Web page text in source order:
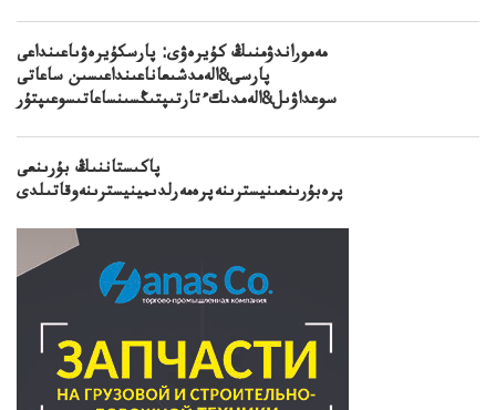
مەموراندۋمنىڭ كۇيرەۋى: پارسكۇيرەۋىاعىنداعى
پارسى&الەمدشىعاناعىنداعىسىن ساعاتى
سوعداۋىل&الەمدىكءتارتىپتىڭسىنساعاتىسوعىپتۇر
پاكىستاننىڭ بۇرىنعى
پرەبۇرىنعىنيسترىنەپرەمەرلدىمينيسترىنەوقاتىلدى